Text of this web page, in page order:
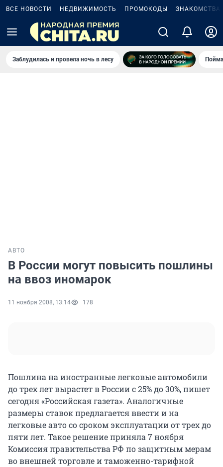
ВСЕ НОВОСТИ НЕДВИЖИМОСТЬ ПРОМОКОДЫ ЗНАКОМСТВА
Заблудилась и провела ночь в лесу
АВТО
В России могут повысить пошлины
на ввоз иномарок
11 ноября 2008, 13:14 178
Пошлина на иностранные легковые автомобили
до трех лет вырастет в России с 25% до 30%, пишет
сегодня «Российская газета». Аналогичные
размеры ставок предлагается ввести и на
легковые авто со сроком эксплуатации от трех до
пяти лет. Такое решение приняла 7 ноября
Комиссия правительства РФ по защитным мерам
во внешней торговле и таможенно-тарифной